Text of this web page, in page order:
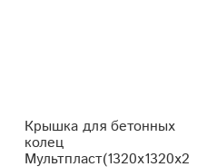
Крышка для бетонных
колец
Мультпласт(1320x1320x2